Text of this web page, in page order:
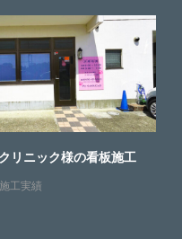
リニック様の看板施工
施工実績